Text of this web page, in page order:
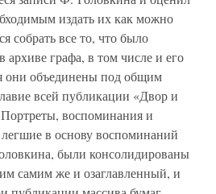
издать их как можно
собрать все то, что было
архиве графа, в том числе и его
они объединены под общим
всей публикации «Двор и
воспоминания и
в основу воспоминаний
были консолидированы
самим же и озаглавленный, и